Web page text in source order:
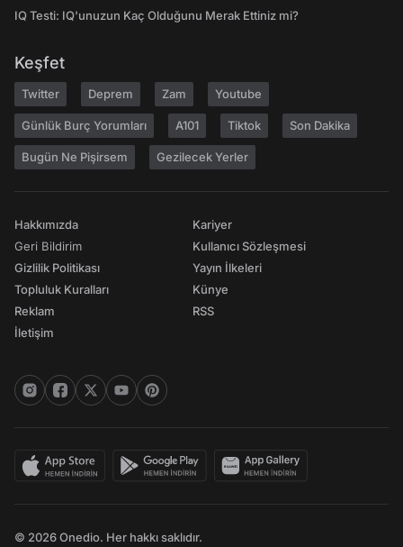
IQ Testi: IQ'unuzun Kaç Olduğunu Merak Ettiniz mi?
Keşfet
Twitter Deprem Zam Youtube
Günlük Burç Yorumları A101 Tiktok Son Dakika
Bugün Ne Pişirsem Gezilecek Yerler
Hakkımızda
Geri Bildirim
Gizlilik Politikası
Topluluk Kuralları
Reklam
İletişim
Kariyer
Kullanıcı Sözleşmesi
Yayın İlkeleri
Künye
RSS
© 2026 Onedio. Her hakkı saklıdır.